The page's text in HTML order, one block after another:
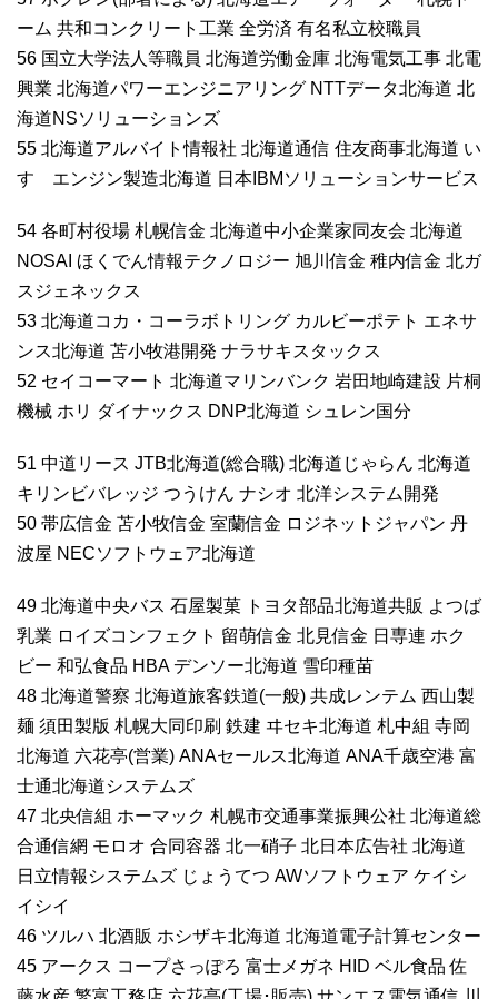
ーム 共和コンクリート工業 全労済 有名私立校職員
56 国立大学法人等職員 北海道労働金庫 北海電気工事 北電
興業 北海道パワーエンジニアリング NTTデータ北海道 北
海道NSソリューションズ
55 北海道アルバイト情報社 北海道通信 住友商事北海道 い
すゞエンジン製造北海道 日本IBMソリューションサービス
54 各町村役場 札幌信金 北海道中小企業家同友会 北海道
NOSAI ほくでん情報テクノロジー 旭川信金 稚内信金 北ガ
スジェネックス
53 北海道コカ・コーラボトリング カルビーポテト エネサ
ンス北海道 苫小牧港開発 ナラサキスタックス
52 セイコーマート 北海道マリンバンク 岩田地崎建設 片桐
機械 ホリ ダイナックス DNP北海道 シュレン国分
51 中道リース JTB北海道(総合職) 北海道じゃらん 北海道
キリンビバレッジ つうけん ナシオ 北洋システム開発
50 帯広信金 苫小牧信金 室蘭信金 ロジネットジャパン 丹
波屋 NECソフトウェア北海道
49 北海道中央バス 石屋製菓 トヨタ部品北海道共販 よつば
乳業 ロイズコンフェクト 留萌信金 北見信金 日専連 ホク
ビー 和弘食品 HBA デンソー北海道 雪印種苗
48 北海道警察 北海道旅客鉄道(一般) 共成レンテム 西山製
麺 須田製版 札幌大同印刷 鉄建 ヰセキ北海道 札中組 寺岡
北海道 六花亭(営業) ANAセールス北海道 ANA千歳空港 富
士通北海道システムズ
47 北央信組 ホーマック 札幌市交通事業振興公社 北海道総
合通信網 モロオ 合同容器 北一硝子 北日本広告社 北海道
日立情報システムズ じょうてつ AWソフトウェア ケイシ
イシイ
46 ツルハ 北酒販 ホシザキ北海道 北海道電子計算センター
45 アークス コープさっぽろ 富士メガネ HID ベル食品 佐